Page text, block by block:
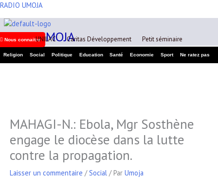
Aller
contenu
RADIO UMOJA
RADIO UMOJA
Nous connaitreUNILAC Caritas Développement Petit séminaire
Religion Social Politique Education Santé Economie Sport Ne ratez pas
MAHAGI-N.: Ebola, Mgr Sosthène
engage le diocèse dans la lutte
contre la propagation.
Laisser un commentaire /Social / Par Umoja
A
r
c
h
i